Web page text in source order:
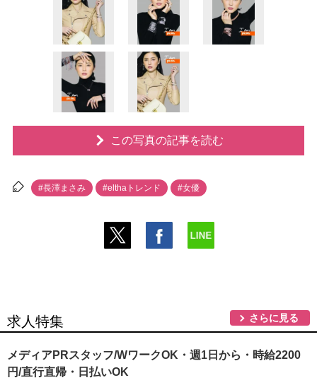
この写真の記事を読む
#長澤まさみ #elthaトレンド #女優
求人特集 さらに見る
メディアPRスタッフ/WワークOK・週1日から・時給2200
円/直行直帰・日払いOK